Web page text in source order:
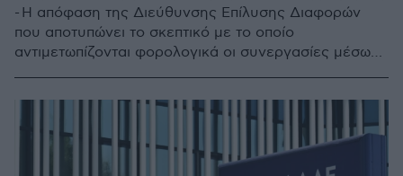
- Η απόφαση της Διεύθυνσης Επίλυσης Διαφορών
που αποτυπώνει το σκεπτικό με το οποίο
αντιμετωπίζονται φορολογικά οι συνεργασίες μέσω